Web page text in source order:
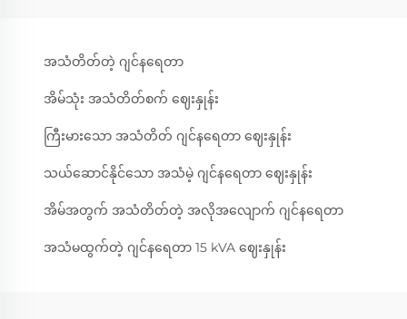
အသံတိတ်တဲ့ ဂျင်နရေတာ
အိမ်သုံး အသံတိတ်စက် ဈေးနှုန်း
ကြီးမားသော အသံတိတ် ဂျင်နရေတာ ဈေးနှုန်း
သယ်ဆောင်နိုင်သော အသံမဲ့ ဂျင်နရေတာ ဈေးနှုန်း
အိမ်အတွက် အသံတိတ်တဲ့ အလိုအလျောက် ဂျင်နရေတာ
အသံမထွက်တဲ့ ဂျင်နရေတာ 15 kVA ဈေးနှုန်း